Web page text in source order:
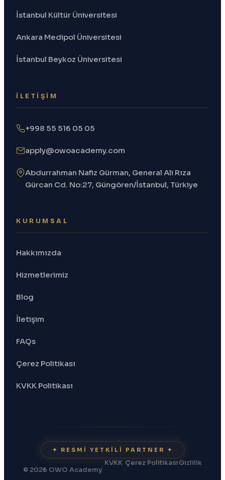
İstanbul Kültür Üniversitesi
Ankara Medipol Üniversitesi
İstanbul Beykoz Üniversitesi
İLETIŞIM
+998 55 516 05 05
apply@owoacademy.com
Abdurrahman Nafiz Gürman, General Ali Rıza
Gürcan Cd. No:27, Güngören/İstanbul, Türkiye
KURUMSAL
Hakkımızda
Hizmetlerimiz
Blog
İletişim
FAQs
Çerez Politikası
KVKK Politikası
✦ RESMI YETKILI PARTNER ✦
© 2026 OWO Academy
KVKK Çerez PolitikasıGizlilik